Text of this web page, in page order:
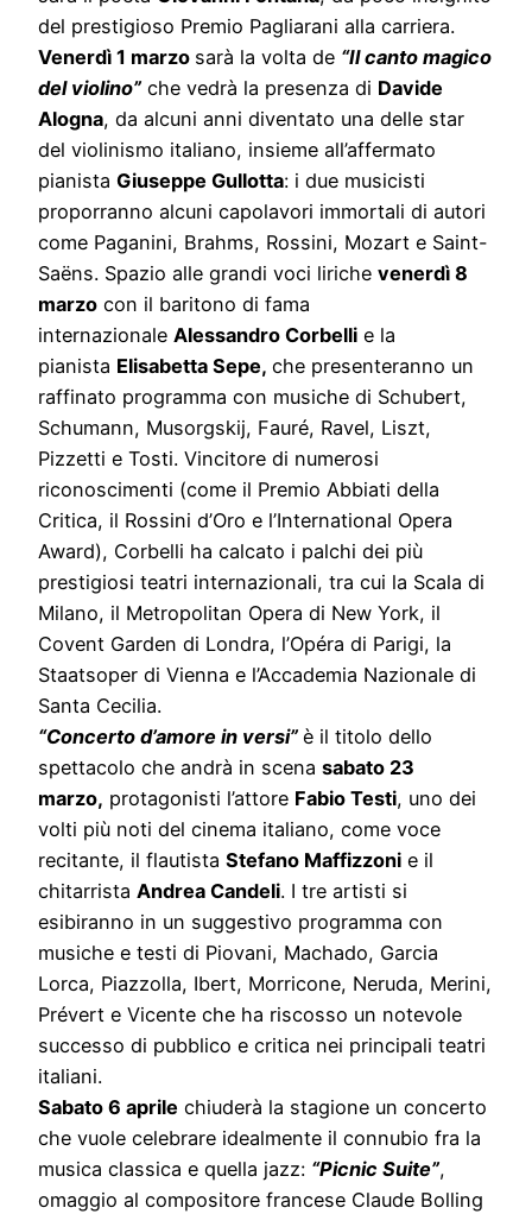
del prestigioso Premio Pagliarani alla carriera.
Venerdì 1 marzo sarà la volta de “Il canto magico
del violino” che vedrà la presenza di Davide
Alogna, da alcuni anni diventato una delle star
del violinismo italiano, insieme all’affermato
pianista Giuseppe Gullotta: i due musicisti
proporranno alcuni capolavori immortali di autori
come Paganini, Brahms, Rossini, Mozart e Saint-
Saëns. Spazio alle grandi voci liriche venerdì 8
marzo con il baritono di fama
internazionale Alessandro Corbelli e la
pianista Elisabetta Sepe, che presenteranno un
raffinato programma con musiche di Schubert,
Schumann, Musorgskij, Fauré, Ravel, Liszt,
Pizzetti e Tosti. Vincitore di numerosi
riconoscimenti (come il Premio Abbiati della
Critica, il Rossini d’Oro e l’International Opera
Award), Corbelli ha calcato i palchi dei più
prestigiosi teatri internazionali, tra cui la Scala di
Milano, il Metropolitan Opera di New York, il
Covent Garden di Londra, l’Opéra di Parigi, la
Staatsoper di Vienna e l’Accademia Nazionale di
Santa Cecilia.
“Concerto d’amore in versi” è il titolo dello
spettacolo che andrà in scena sabato 23
marzo, protagonisti l’attore Fabio Testi, uno dei
volti più noti del cinema italiano, come voce
recitante, il flautista Stefano Maffizzoni e il
chitarrista Andrea Candeli. I tre artisti si
esibiranno in un suggestivo programma con
musiche e testi di Piovani, Machado, Garcia
Lorca, Piazzolla, Ibert, Morricone, Neruda, Merini,
Prévert e Vicente che ha riscosso un notevole
successo di pubblico e critica nei principali teatri
italiani.
Sabato 6 aprile chiuderà la stagione un concerto
che vuole celebrare idealmente il connubio fra la
musica classica e quella jazz: “Picnic Suite”,
omaggio al compositore francese Claude Bolling